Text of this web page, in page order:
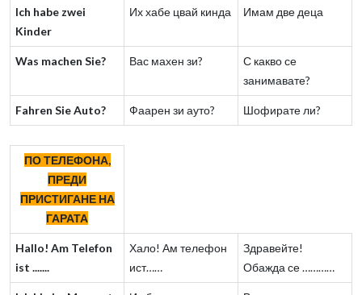
Ich habe zwei
Kinder
Их хабе цвай кинда Имам две деца
Was machen Sie? Вас махен зи?
С какво се
занимавате?
Fahren Sie Auto? Фаарен зи ауто? Шофирате ли?
ПО ТЕЛЕФОНА,
ПРЕДИ
ПРИСТИГАНЕ НА
ГАРАТА
Hallo! Am Telefon
ist .......
Хало! Ам телефон
ист……
Здравейте!
Обажда се …………